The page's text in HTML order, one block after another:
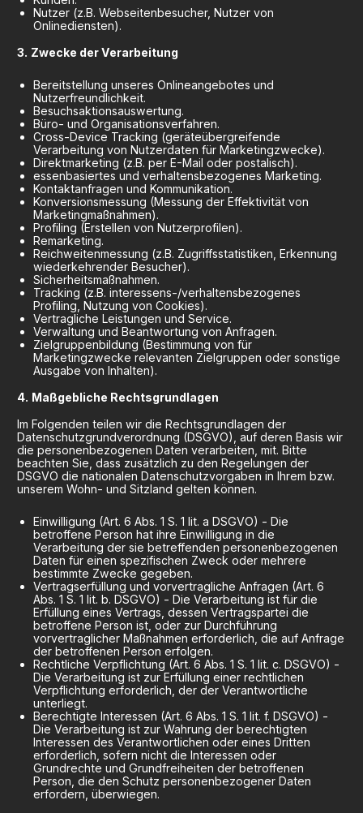
Nutzer (z.B. Webseitenbesucher, Nutzer von
Onlinediensten).
Zwecke der Verarbeitung
Bereitstellung unseres Onlineangebotes und
Nutzerfreundlichkeit.
Besuchsaktionsauswertung.
Büro- und Organisationsverfahren.
Cross-Device Tracking (geräteübergreifende
Verarbeitung von Nutzerdaten für Marketingzwecke).
Direktmarketing (z.B. per E-Mail oder postalisch).
essenbasiertes und verhaltensbezogenes Marketing.
Kontaktanfragen und Kommunikation.
Konversionsmessung (Messung der Effektivität von
Marketingmaßnahmen).
Profiling (Erstellen von Nutzerprofilen).
Remarketing.
Reichweitenmessung (z.B. Zugriffsstatistiken, Erkennung
wiederkehrender Besucher).
Sicherheitsmaßnahmen.
Tracking (z.B. interessens-/verhaltensbezogenes
Profiling, Nutzung von Cookies).
Vertragliche Leistungen und Service.
Verwaltung und Beantwortung von Anfragen.
Zielgruppenbildung (Bestimmung von für
Marketingzwecke relevanten Zielgruppen oder sonstige
Ausgabe von Inhalten).
Maßgebliche Rechtsgrundlagen
Im Folgenden teilen wir die Rechtsgrundlagen der
Datenschutzgrundverordnung (DSGVO), auf deren Basis wir
die personenbezogenen Daten verarbeiten, mit. Bitte
beachten Sie, dass zusätzlich zu den Regelungen der
DSGVO die nationalen Datenschutzvorgaben in Ihrem bzw.
unserem Wohn- und Sitzland gelten können.
Einwilligung (Art. 6 Abs. 1 S. 1 lit. a DSGVO) - Die
betroffene Person hat ihre Einwilligung in die
Verarbeitung der sie betreffenden personenbezogenen
Daten für einen spezifischen Zweck oder mehrere
bestimmte Zwecke gegeben.
Vertragserfüllung und vorvertragliche Anfragen (Art. 6
Abs. 1 S. 1 lit. b. DSGVO) - Die Verarbeitung ist für die
Erfüllung eines Vertrags, dessen Vertragspartei die
betroffene Person ist, oder zur Durchführung
vorvertraglicher Maßnahmen erforderlich, die auf Anfrage
der betroffenen Person erfolgen.
Rechtliche Verpflichtung (Art. 6 Abs. 1 S. 1 lit. c. DSGVO) -
Die Verarbeitung ist zur Erfüllung einer rechtlichen
Verpflichtung erforderlich, der der Verantwortliche
unterliegt.
Berechtigte Interessen (Art. 6 Abs. 1 S. 1 lit. f. DSGVO) -
Die Verarbeitung ist zur Wahrung der berechtigten
Interessen des Verantwortlichen oder eines Dritten
erforderlich, sofern nicht die Interessen oder
Grundrechte und Grundfreiheiten der betroffenen
Person, die den Schutz personenbezogener Daten
erfordern, überwiegen.